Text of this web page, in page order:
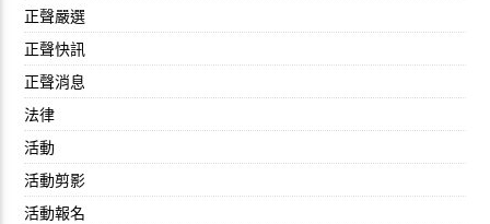
正聲嚴選
正聲快訊
正聲消息
法律
活動
活動剪影
活動報名